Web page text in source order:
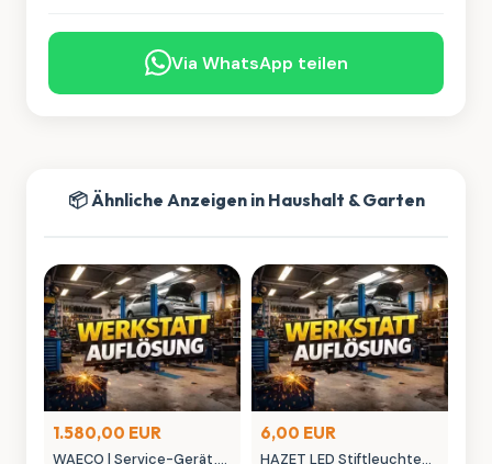
Via WhatsApp teilen
📦 Ähnliche Anzeigen in Haushalt & Garten
1.580,00 EUR
WAECO | Service-Gerät,
6,00 EUR
HAZET LED Stiftleuchte